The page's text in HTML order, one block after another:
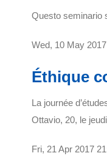
Questo seminario
Wed, 10 May
Éthique
La journée
Ottavio, 20, le
Fri, 21 Apr 2017